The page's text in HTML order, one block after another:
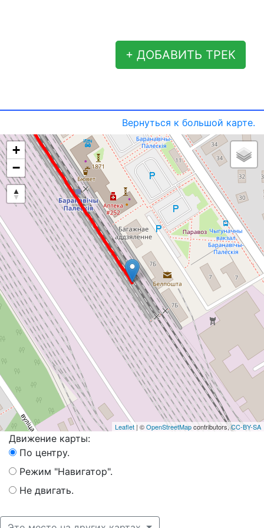
+ ДОБАВИТЬ ТРЕК
Вернуться к большой карте.
+
−
Leaflet | ©OpenStreetMapcontributors,CC-BY-SA
Движение карты:
По центру.
Режим "Навигатор".
Не двигать.